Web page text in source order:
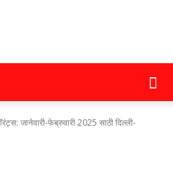
क्राइम
महाराष्ट्र
जानेवारी-फेब्रुवारी 2025 साठी दिल्ली-